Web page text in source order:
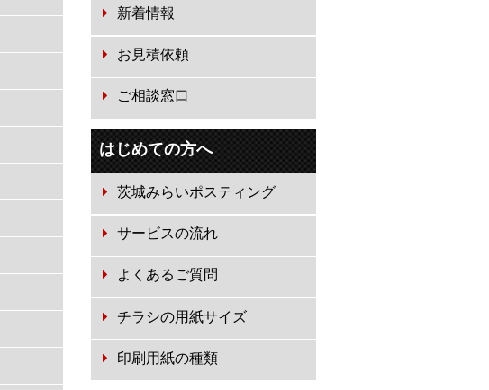
新着情報
お見積依頼
ご相談窓口
はじめての方へ
茨城みらいポスティング
サービスの流れ
よくあるご質問
チラシの用紙サイズ
印刷用紙の種類